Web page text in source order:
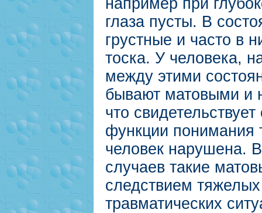
глаза пусты. В
грустные и часто в
тоска. У человека,
между этими
бывают матовыми и
что
функции понимания
человек нарушена.
случаев такие
следствием
травматических